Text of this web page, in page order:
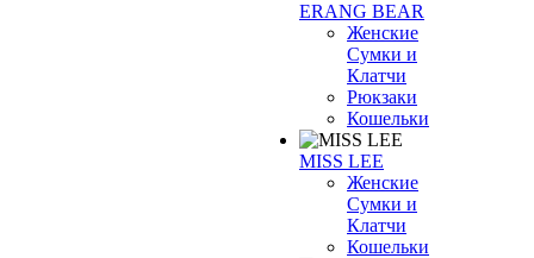
ERANG BEAR
Женские
Сумки и
Клатчи
Рюкзаки
Кошельки
MISS LEE
Женские
Сумки и
Клатчи
Кошельки